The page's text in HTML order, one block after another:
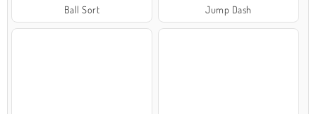
Ball Sort Jump Dash